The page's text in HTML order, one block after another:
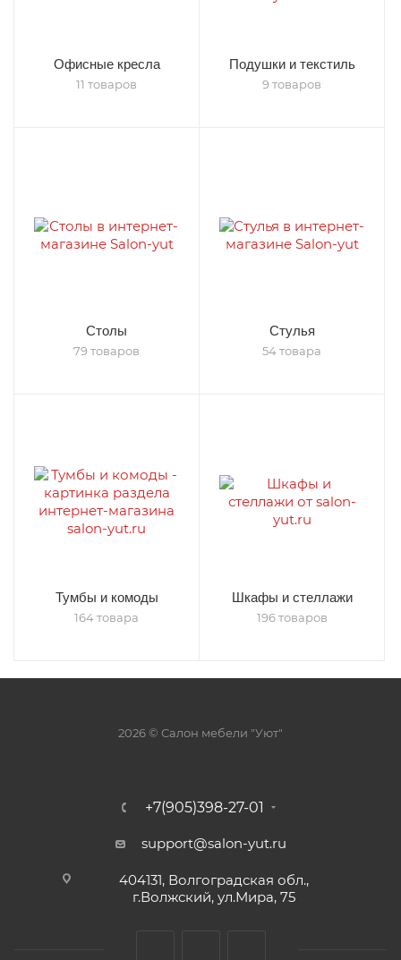
Офисные кресла
11 товаров
Подушки и текстиль
9 товаров
Столы
79 товаров
Стулья
54 товара
Тумбы и комоды
164 товара
Шкафы и стеллажи
196 товаров
2026 © Салон мебели "Уют"
+7(905)398-27-01
support@salon-yut.ru
404131, Волгоградская обл.,
г.Волжский, ул.Мира, 75